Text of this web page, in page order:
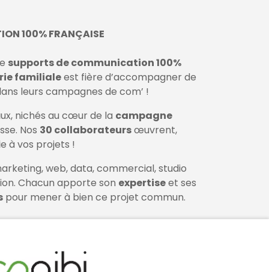
100% FRANÇAISE
supports de communication 100%
familialeest fière d’accompagner de
leurs campagnes de com’ !
nichés au cœur de la campagne
Nos 30 collaborateursœuvrent,
à vos projets !
web, data, commercial, studio
Chacun apporte son expertiseet ses
pour mener à bien ce projet commun.